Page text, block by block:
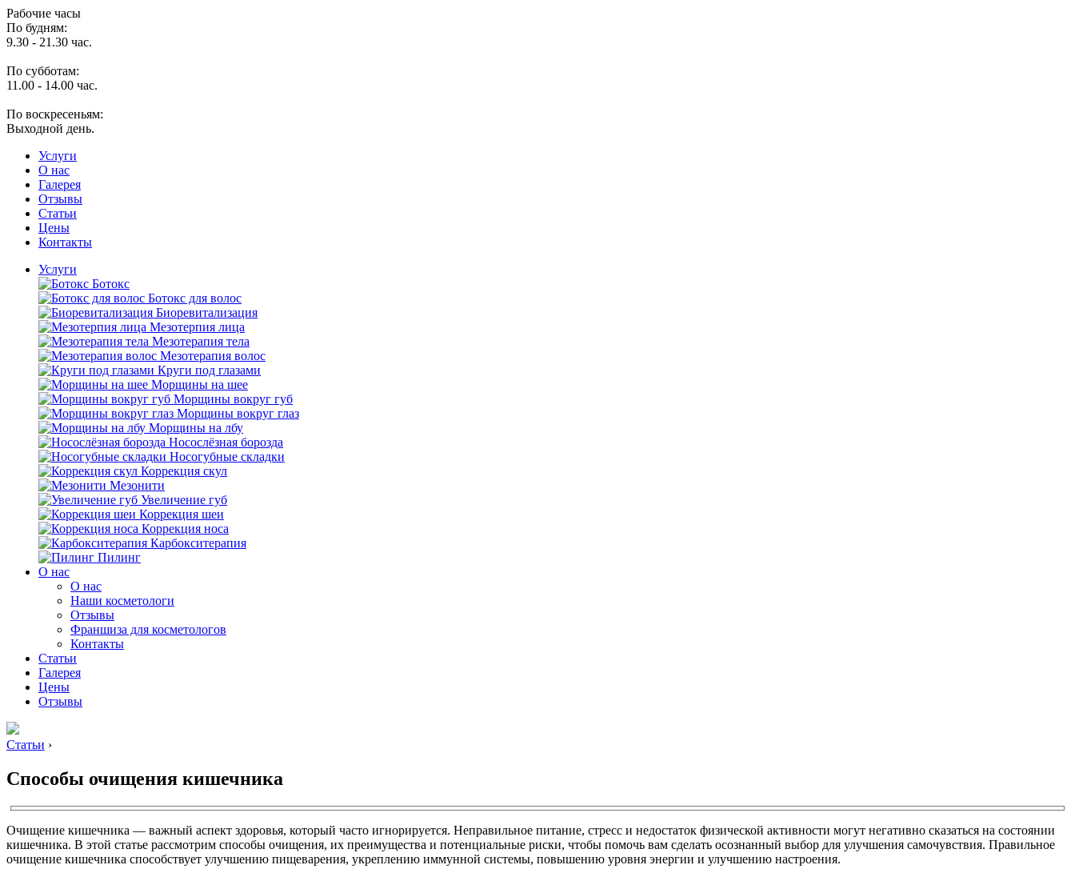
Рабочие часы
По будням:
9.30 - 21.30 час.
По субботам:
11.00 - 14.00 час.
По воскресеньям:
Выходной день.
Услуги
O нас
Галерея
Отзывы
Статьи
Цены
Контакты
Услуги
Ботокс
Ботокс для волос
Биоревитализация
Мезотерпия лица
Мезотерапия тела
Мезотерапия волос
Круги под глазами
Морщины на шее
Морщины вокруг губ
Морщины вокруг глаз
Морщины на лбу
Носослёзная борозда
Носогубные складки
Коррекция скул
Мезонити
Увеличение губ
Коррекция шеи
Коррекция носа
Карбокситерапия
Пилинг
O нас
O нас
Наши косметологи
Отзывы
Франшиза для косметологов
Контакты
Статьи
Галерея
Цены
Отзывы
Статьи ›
Способы очищения кишечника
Очищение кишечника — важный аспект здоровья, который часто игнорируется. Неправильное питание, стресс и недостаток физической активности могут негативно сказаться на состоянии
кишечника. В этой статье рассмотрим способы очищения, их преимущества и потенциальные риски, чтобы помочь вам сделать осознанный выбор для улучшения самочувствия. Правильное
очищение кишечника способствует улучшению пищеварения, укреплению иммунной системы, повышению уровня энергии и улучшению настроения.